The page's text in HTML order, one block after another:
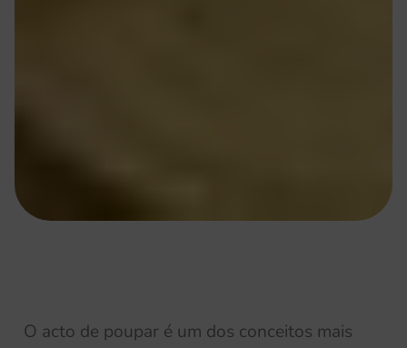
O acto de poupar é um dos conceitos mais